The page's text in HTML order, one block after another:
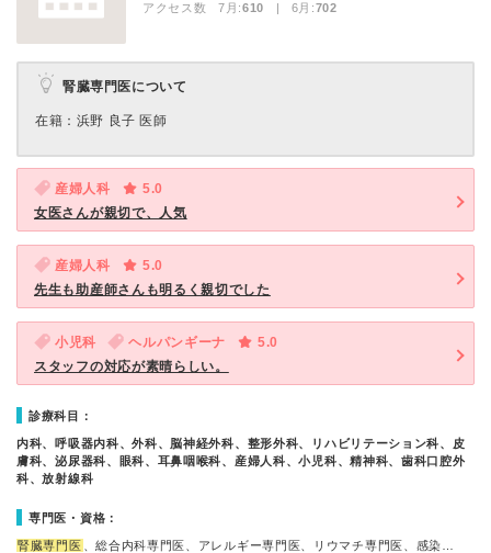
アクセス数 7月:610 | 6月:702
腎臓専門医について
在籍：浜野 良子 医師
産婦人科
5.0
女医さんが親切で、人気
産婦人科
5.0
先生も助産師さんも明るく親切でした
小児科 ヘルパンギーナ
5.0
スタッフの対応が素晴らしい。
診療科目：
内科、呼吸器内科、外科、脳神経外科、整形外科、リハビリテーション科、皮
膚科、泌尿器科、眼科、耳鼻咽喉科、産婦人科、小児科、精神科、歯科口腔外
科、放射線科
専門医・資格：
腎臓専門医 、総合内科専門医、アレルギー専門医、リウマチ専門医、感染…